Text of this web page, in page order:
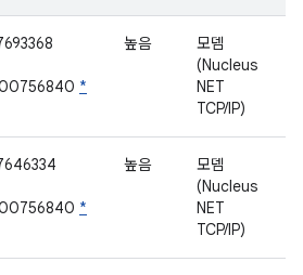
*
높음
모뎀
(Nucleus
NET
TCP/IP)
*
높음
모뎀
(Nucleus
NET
TCP/IP)